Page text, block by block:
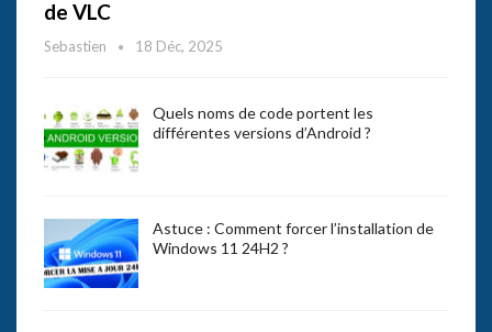
de VLC
Sebastien 18 Déc, 2025
Quels noms de code portent les
différentes versions d’Android ?
Astuce : Comment forcer l’installation de
Windows 11 24H2 ?